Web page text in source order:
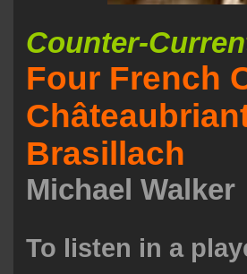
Counter-
Four French
Brasillach
Michael Walker
To listen in a